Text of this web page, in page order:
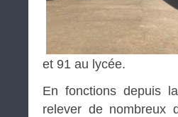
et 91 au lycée.
En fonctions depuis
relever de nombreux